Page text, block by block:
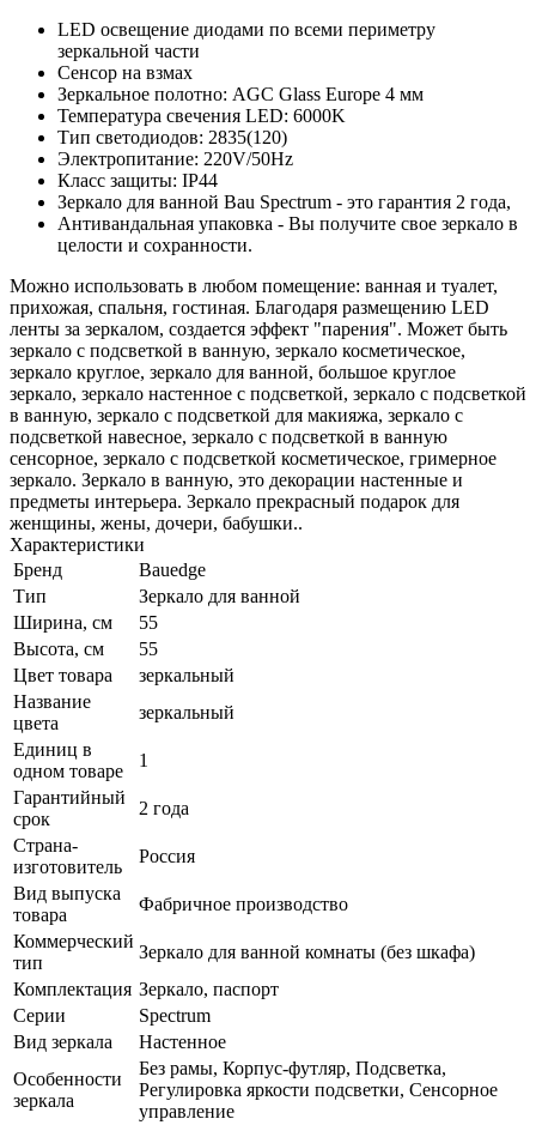
LED освещение диодами по всеми периметру
зеркальной части
Сенсор на взмах
Зеркальное полотно: AGC Glass Europe 4 мм
Температура свечения LED: 6000K
Тип светодиодов: 2835(120)
Электропитание: 220V/50Hz
Класс защиты: IP44
Зеркало для ванной Bau Spectrum - это гарантия 2 года,
Антивандальная упаковка - Вы получите свое зеркало в
целости и сохранности.
Можно использовать в любом помещение: ванная и туалет,
прихожая, спальня, гостиная. Благодаря размещению LED
ленты за зеркалом, создается эффект "парения". Может быть
зеркало с подсветкой в ванную, зеркало косметическое,
зеркало круглое, зеркало для ванной, большое круглое
зеркало, зеркало настенное с подсветкой, зеркало с подсветкой
в ванную, зеркало с подсветкой для макияжа, зеркало с
подсветкой навесное, зеркало с подсветкой в ванную
сенсорное, зеркало с подсветкой косметическое, гримерное
зеркало. Зеркало в ванную, это декорации настенные и
предметы интерьера. Зеркало прекрасный подарок для
женщины, жены, дочери, бабушки..
Характеристики
Бренд
Bauedge
Тип
Зеркало для ванной
Ширина, см
55
Высота, см
55
Цвет товара
зеркальный
Название
цвета
зеркальный
Единиц в
одном товаре
1
Гарантийный
срок
2 года
Страна-
изготовитель
Россия
Вид выпуска
товара
Фабричное производство
Коммерческий
тип
Зеркало для ванной комнаты (без шкафа)
Комплектация Зеркало, паспорт
Серии
Spectrum
Вид зеркала
Настенное
Особенности
зеркала
Без рамы, Корпус-футляр, Подсветка,
Регулировка яркости подсветки, Сенсорное
управление